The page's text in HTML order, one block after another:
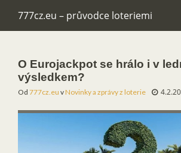
777cz.eu – průvodce loteriemi
O Eurojackpot se hrálo i v
výsledkem?
Od 777cz.eu vNovinky a zprávy z loterie